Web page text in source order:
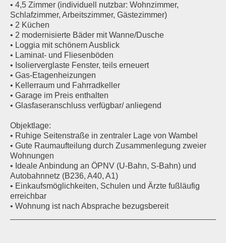
• 4,5 Zimmer (individuell nutzbar: Wohnzimmer,
Schlafzimmer, Arbeitszimmer, Gästezimmer)
• 2 Küchen
• 2 modernisierte Bäder mit Wanne/Dusche
• Loggia mit schönem Ausblick
• Laminat- und Fliesenböden
• Isolierverglaste Fenster, teils erneuert
• Gas-Etagenheizungen
• Kellerraum und Fahrradkeller
• Garage im Preis enthalten
• Glasfaseranschluss verfügbar/ anliegend
Objektlage:
• Ruhige Seitenstraße in zentraler Lage von Wambel
• Gute Raumaufteilung durch Zusammenlegung zweier
Wohnungen
• Ideale Anbindung an ÖPNV (U-Bahn, S-Bahn) und
Autobahnnetz (B236, A40, A1)
• Einkaufsmöglichkeiten, Schulen und Ärzte fußläufig
erreichbar
• Wohnung ist nach Absprache bezugsbereit